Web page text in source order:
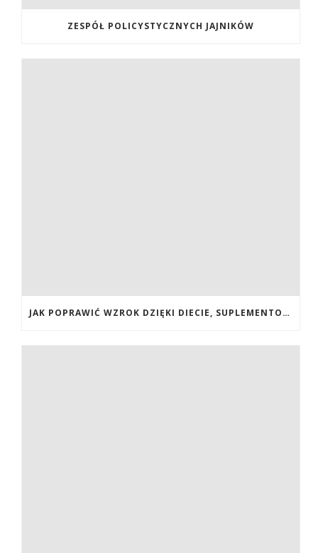
ZESPÓŁ POLICYSTYCZNYCH JAJNIKÓW
JAK POPRAWIĆ WZROK DZIĘKI DIECIE, SUPLEMENTOM BOGATYM W ANTYOKSYDANTY I WITAMINY. JAK POPRAWIĆ WZROK? DIETA NA LEPSZY WZROK. LUTEINA NA WZROK. WITAMINY NA WZROK.